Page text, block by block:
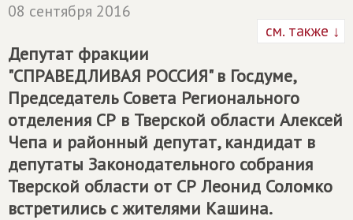
08 сентября 2016
см. также ↓
Депутат фракции
"СПРАВЕДЛИВАЯ РОССИЯ" в Госдуме,
Председатель Совета Регионального
отделения СР в Тверской области Алексей
Чепа и районный депутат, кандидат в
депутаты Законодательного собрания
Тверской области от СР Леонид Соломко
встретились с жителями Кашина.